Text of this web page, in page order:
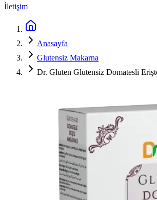
İletişim
Anasayfa
Glutensiz Makarna
Dr. Gluten Glutensiz Domatesli